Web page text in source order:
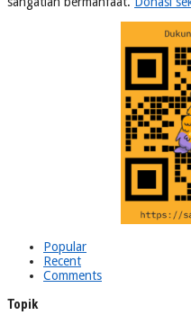
Popular
Recent
Comments
Topik